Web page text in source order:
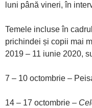
luni până vineri, în
Temele incluse în
prichindei și copii mai
2019 – 11 iunie 2020,
7 – 10 octombrie –
14 – 17 octombrie –